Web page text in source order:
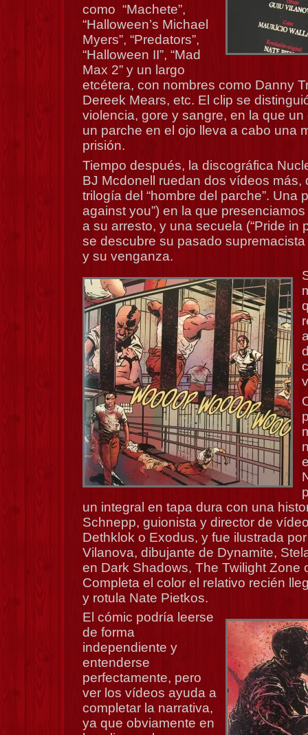
como “Machete”,
“Halloween’s Michael
Myers”, “Predators”,
“Halloween II”, “Mad
Max 2” y un largo
etcétera, con nombres como Danny
Dereek Mears, etc. El clip se
violencia, gore y sangre, en la que
un parche en el ojo lleva a cabo una
prisión.
Tiempo después, la discográfica
BJ Mcdonell ruedan dos vídeos más,
trilogía del “hombre del parche”. Una
against you”) en la que
a su arresto, y una secuela (“Pride in
se descubre su pasado
y su venganza.
un integral en tapa dura con una
Schnepp, guionista y director de
Dethklok o Exodus, y fue ilustrada
Vilanova, dibujante de Dynamite,
en Dark Shadows, The Twilight Zone
Completa el color el relativo recién
y rotula Nate Pietkos.
El cómic podría leerse
de forma
independiente y
entenderse
perfectamente, pero
ver los vídeos ayuda a
completar la narrativa,
ya que obviamente en